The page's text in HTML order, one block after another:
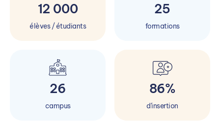
12 000
élèves / étudiants
25
formations
26
campus
86%
d'insertion